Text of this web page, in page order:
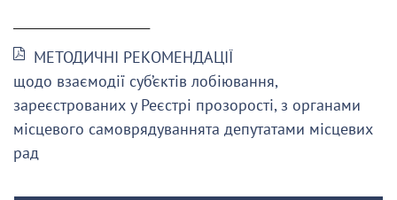
МЕТОДИЧНІ РЕКОМЕНДАЦІЇ
щодо взаємодії суб’єктів лобіювання,
зареєстрованих у Реєстрі прозорості, з органами
місцевого самоврядуваннята депутатами місцевих
рад